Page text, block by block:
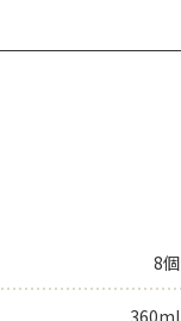
8個
360ml